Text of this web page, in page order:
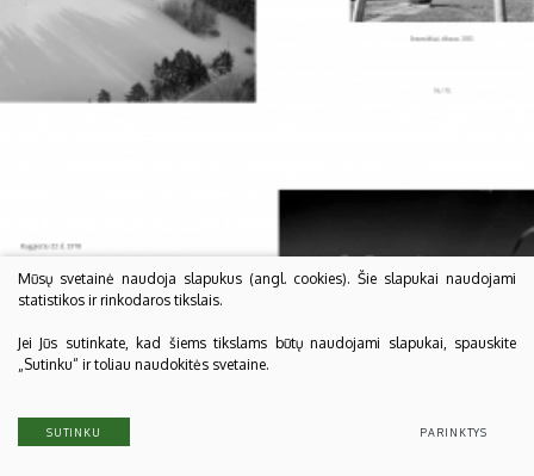
Mūsų svetainė naudoja slapukus (angl. cookies). Šie slapukai naudojami
statistikos ir rinkodaros tikslais.
Jei Jūs sutinkate, kad šiems tikslams būtų naudojami slapukai, spauskite
„Sutinku“ ir toliau naudokitės svetaine.
SUTINKU PARINKTYS